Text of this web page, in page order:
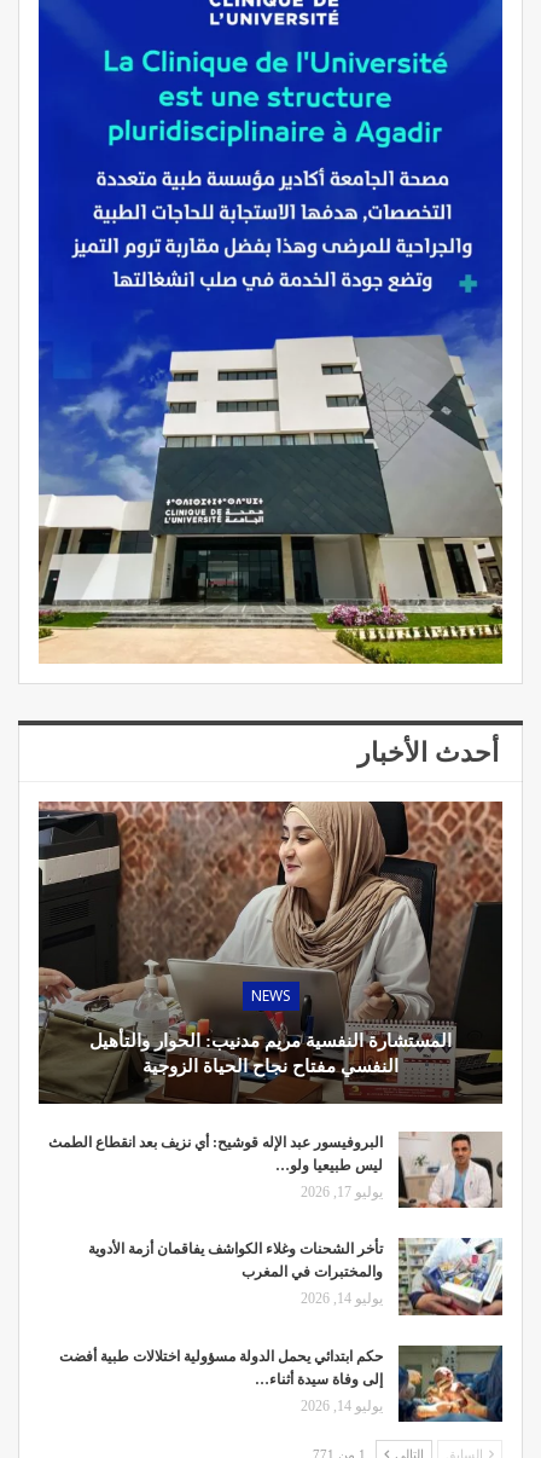
أحدث الأخبار
NEWS
المستشارة النفسية مريم مدنيب: الحوار والتأهيل
النفسي مفتاح نجاح الحياة الزوجية
البروفيسور عبد الإله قوشيح: أي نزيف بعد انقطاع الطمث
ليس طبيعيا ولو…
يوليو 17, 2026
تأخر الشحنات وغلاء الكواشف يفاقمان أزمة الأدوية
والمختبرات في المغرب
يوليو 14, 2026
حكم ابتدائي يحمل الدولة مسؤولية اختلالات طبية أفضت
إلى وفاة سيدة أثناء…
يوليو 14, 2026
السابق التالي 1 من 771